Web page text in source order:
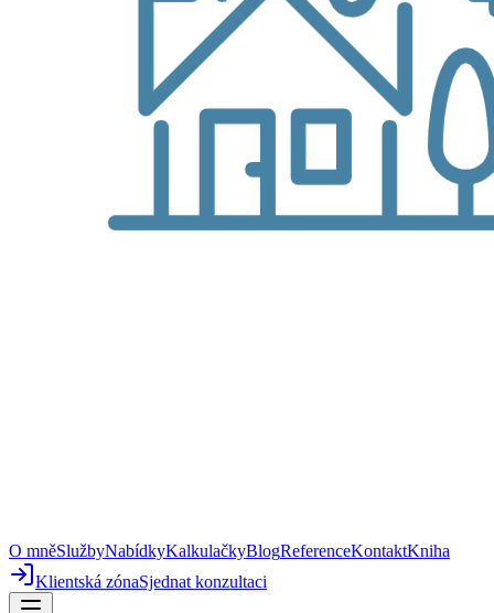
O mněSlužbyNabídkyKalkulačkyBlogReferenceKontaktKniha
Klientská zónaSjednat konzultaci